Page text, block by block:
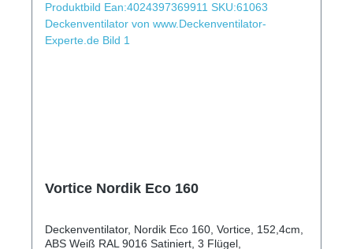
Vortice Nordik Eco 160
Deckenventilator, Nordik Eco 160, Vortice, 152,4cm,
ABS Weiß RAL 9016 Satiniert, 3 Flügel,